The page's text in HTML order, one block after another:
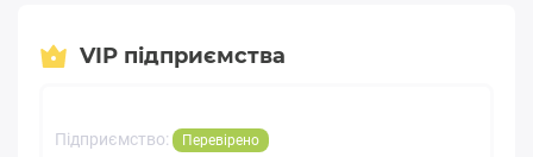
VIP підприємства
Підприємство: Перевірено